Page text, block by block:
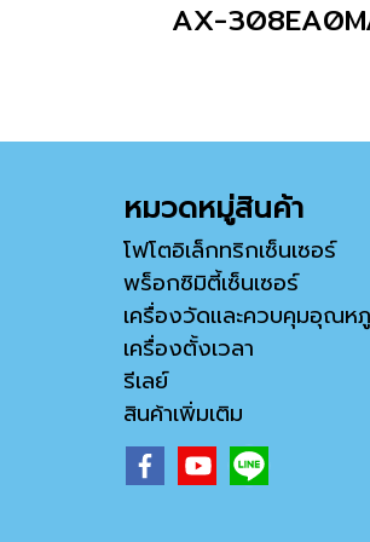
AX-
หมวดหมู่สินค้า
โฟโตอิเล็กทริกเซ็นเซอร์
พร็อกซิมิตี้เซ็นเซอร์
เครื่องวัดและควบคุมอุณห
เครื่องตั้งเวลา
รีเลย์
สินค้าเพิ่มเติม